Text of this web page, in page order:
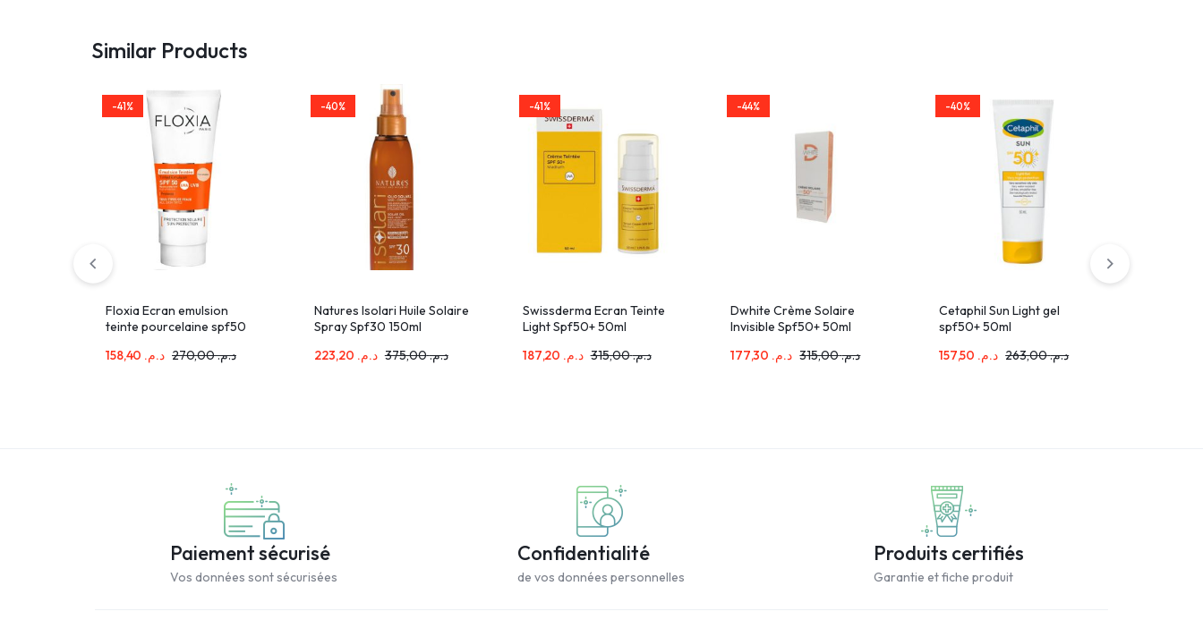
Similar Products
-41%
Floxia Ecran emulsion
teinte pourcelaine spf50
د.م.
د.م.270,00
-40%
Natures Isolari Huile Solaire
Spray Spf30 150ml
د.م.
د.م.375,00
-41%
Swissderma Ecran Teinte
Light Spf50+ 50ml
د.م.
د.م.315,00
-44%
Dwhite Crème Solaire
Invisible Spf50+ 50ml
د.م.
د.م.315,00
-40%
Cetaphil Sun Light gel
spf50+ 50ml
د.م.
د.م.263,00
Paiement sécurisé
Vos données sont sécurisées
Confidentialité
de vos données personnelles
Produits certifiés
Garantie et fiche produit